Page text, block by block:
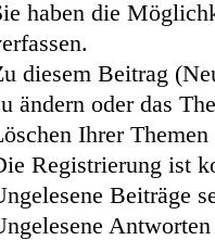
haben die
diesem Beitrag
ändern oder das
Ihrer
Registrierung ist
Beiträge